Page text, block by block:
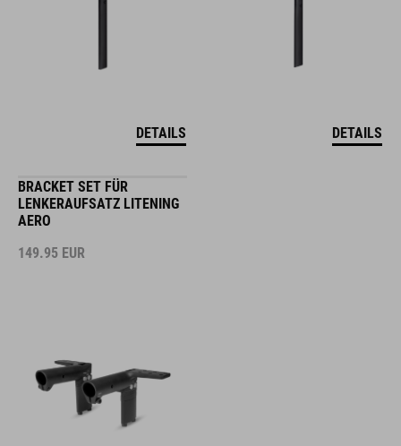
DETAILS DETAILS
BRACKET SET FÜR
LENKERAUFSATZ LITENING
AERO
149.95 EUR